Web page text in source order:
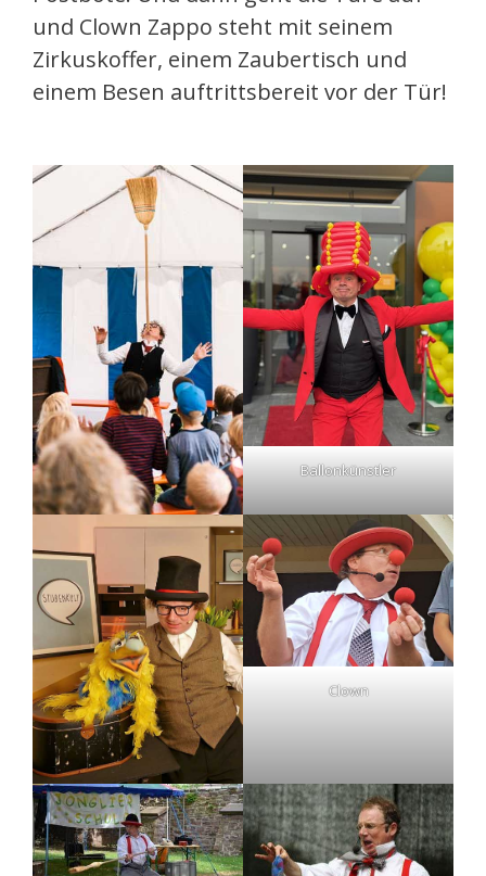
und Clown Zappo steht mit seinem
Zirkuskoffer, einem Zaubertisch und
einem Besen auftrittsbereit vor der Tür!
Ballonkünstler
Clown